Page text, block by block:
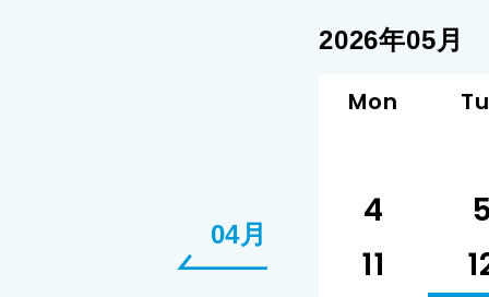
04月
2026年05月
Mon
4
11